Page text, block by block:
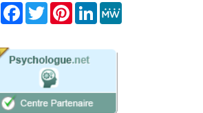
Share FacebookTwitterPinterest
LinkedIn